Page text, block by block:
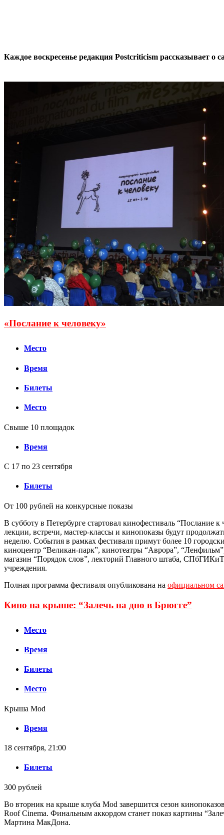
Каждое воскресенье редакция Postcriticism рассказывает
«Послание к человеку»
Место
Время
Билеты
Место
Свыше 10 площадок
Время
С 17 по 23 сентября
Билеты
От 100 рублей на конкурсные показы
В субботу в Петербурге стартовал кинофестиваль “Послание к
лекции, встречи, мастер-классы и кинопоказы будут
неделю. События в рамках фестиваля примут более 10
киноцентр “Великан-парк”, кинотеатры “Аврора”,
магазин “Порядок слов”, лекторий Главного штаба,
учреждения.
Полная программа фестиваля опубликована на официальном
Кино на крыше: “Залечь на дно в Брюгге”
Место
Время
Билеты
Место
Крыша Mod
Время
18 сентября, 21:00
Билеты
300 рублей
Во вторник на крыше клуба Mod завершится сезон
Roof Cinema. Финальным аккордом станет показ картины
Мартина МакДона.